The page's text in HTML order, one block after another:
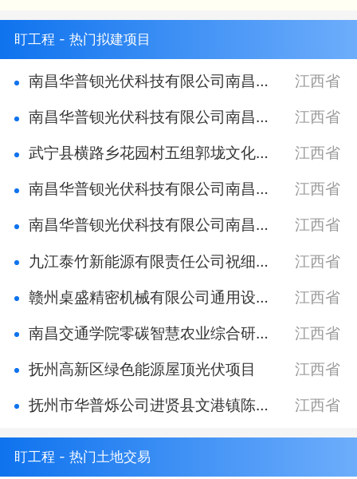
盯工程 - 热门拟建项目
南昌华普钡光伏科技有限公司南昌县蒋巷镇卢宇浩33KW屋顶光伏发电项目
江西省
南昌华普钡光伏科技有限公司南昌县南新乡徐冬根30KW屋顶光伏发电项目
江西省
武宁县横路乡花园村五组郭垅文化活动中心项目
江西省
南昌华普钡光伏科技有限公司南昌县塘南镇李国强30KW屋顶光伏发电项目
江西省
南昌华普钡光伏科技有限公司南昌县塘南镇李国有50KW屋顶光伏发电项目
江西省
九江泰竹新能源有限责任公司祝细平屋顶40kW非自然人光伏发电项目
江西省
赣州桌盛精密机械有限公司通用设备模具刀具五金等产品生产销售项目
江西省
南昌交通学院零碳智慧农业综合研究中心项目
江西省
抚州高新区绿色能源屋顶光伏项目
江西省
抚州市华普烁公司进贤县文港镇陈光明吴有根166KW分布式光伏发电项目
江西省
盯工程 - 热门土地交易